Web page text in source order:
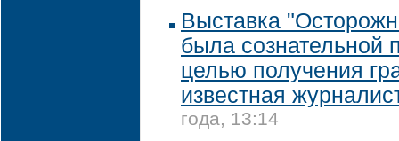
Выставка
была сознательной
целью получения
известная
года, 13:14